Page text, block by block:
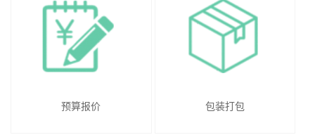
预算报价 包装打包